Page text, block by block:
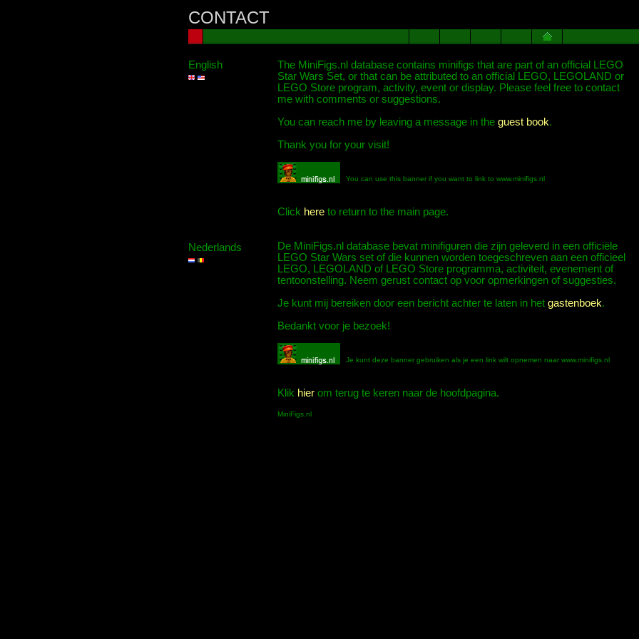
CONTACT
English
Nederlands
The MiniFigs.nl database contains minifigs that are part of an official LEGO
Star Wars Set, or that can be attributed to an official LEGO, LEGOLAND or
LEGO Store program, activity, event or display. Please feel free to contact
me with comments or suggestions.
You can reach me by leaving a message in the guest book.
Thank you for your visit!
You can use this banner if you want to link to www.minifigs.nl
Click here to return to the main page.
De MiniFigs.nl database bevat minifiguren die zijn geleverd in een officiële
LEGO Star Wars set of die kunnen worden toegeschreven aan een officieel
LEGO, LEGOLAND of LEGO Store programma, activiteit, evenement of
tentoonstelling. Neem gerust contact op voor opmerkingen of suggesties.
Je kunt mij bereiken door een bericht achter te laten in het gastenboek.
Bedankt voor je bezoek!
Je kunt deze banner gebruiken als je een link wilt opnemen naar www.minifigs.nl
Klik hier om terug te keren naar de hoofdpagina.
MiniFigs.nl